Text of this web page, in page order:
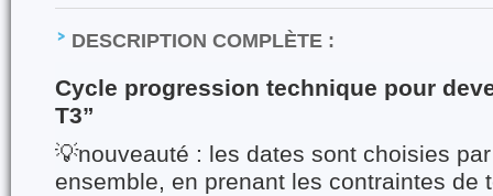
DESCRIPTION COMPLÈTE :
Cycle progression technique pour
T3”
💡nouveauté : les dates sont choisies
ensemble, en prenant les contraintes de